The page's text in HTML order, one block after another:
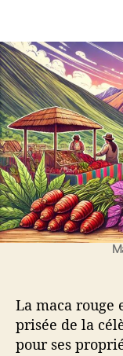
r
d
e
l
’
a
r
t
i
c
l
e
La maca rouge
prisée de la
pour ses